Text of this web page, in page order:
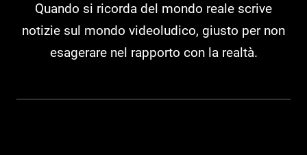
Quando si ricorda del mondo reale scrive
notizie sul mondo videoludico, giusto per non
esagerare nel rapporto con la realtà.